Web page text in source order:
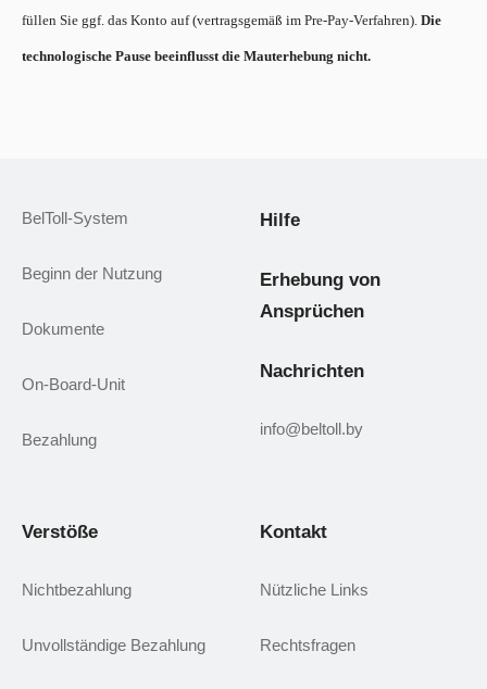
füllen Sie ggf. das Konto auf (vertragsgemäß im Pre-Pay-Verfahren). Die
technologische Pause beeinflusst die Mauterhebung nicht.
BelToll-System
Beginn der Nutzung
Dokumente
On-Board-Unit
Bezahlung
Hilfe
Erhebung von
Ansprüchen
Nachrichten
info@beltoll.by
Verstöße
Nichtbezahlung
Unvollständige Bezahlung
Kontakt
Nützliche Links
Rechtsfragen